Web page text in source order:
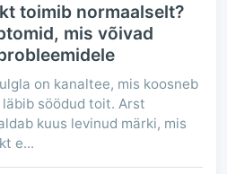
toimib normaalselt?
mis võivad
on kanaltee, mis koosneb
söödud toit. Arst
kuus levinud märki, mis
e...